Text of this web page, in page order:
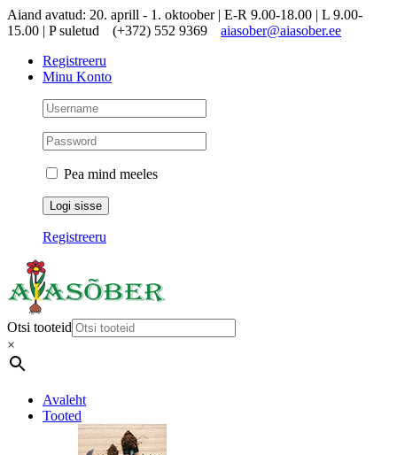
Skip
to
Aiand avatud: 20. aprill - 1. oktoober | E-R 9.00-18.00 | L 9.00-
15.00 | P suletud
(+372) 552 9369
aiasober@aiasober.ee
Registreeru
Minu Konto
Pea mind meeles
Registreeru
Otsi tooteid
×
Avaleht
Tooted